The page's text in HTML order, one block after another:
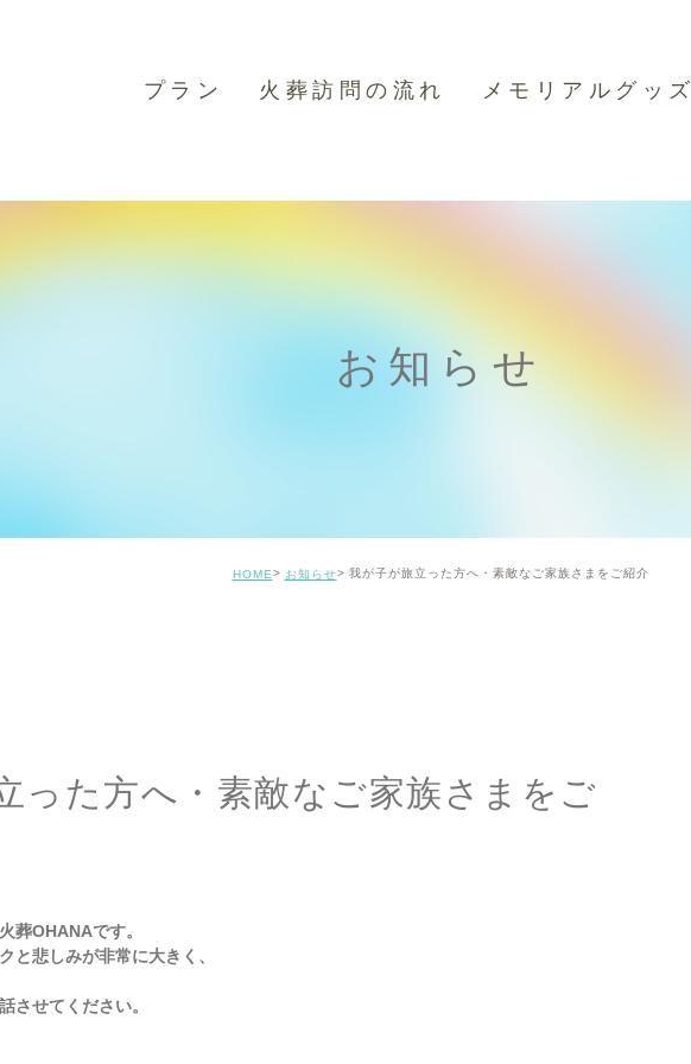
プラン 火葬訪問の流れ メモリアルグッズ
お知らせ
HOME お知らせ 我が子が旅立った方へ・素敵なご家族さまをご紹介
った方へ・素敵なご家族さまをご
葬OHANAです。
と悲しみが非常に大きく、
させてください。